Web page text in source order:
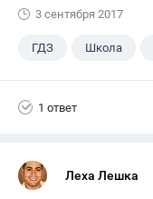
3 сентября 2017
ГДЗ Школа
1 ответ
Леха Лешка